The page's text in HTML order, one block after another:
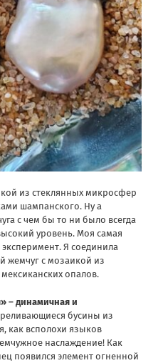
из стеклянных микросфер
шампанского. Ну а
с чем бы то ни было всегда
уровень. Моя самая
Я соединила
жемчуг с мозаикой из
опалов.
– динамичная и
бусины из
как всполохи языков
наслаждение! Как
появился элемент огненной